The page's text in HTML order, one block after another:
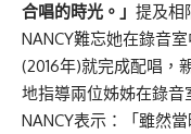
合唱的時光。」 提及相
NANCY難忘她在錄音
(2016年)就完成配唱，
地指導兩位姊姊在錄音
NANCY表示：「雖然